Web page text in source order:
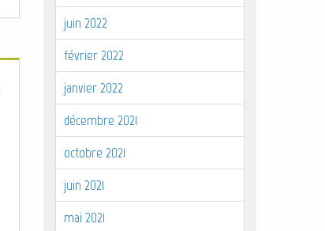
juin 2022
février 2022
janvier 2022
décembre 2021
octobre 2021
juin 2021
mai 2021